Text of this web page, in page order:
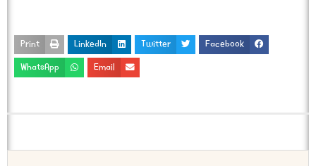
Facebook
Twitter
LinkedIn
Print
Email
WhatsApp